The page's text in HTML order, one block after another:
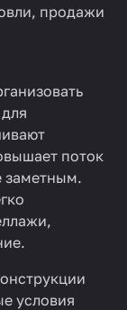
продажи
поток
заметным.
условия